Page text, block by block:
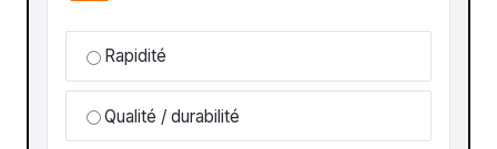
Rapidité
Qualité / durabilité